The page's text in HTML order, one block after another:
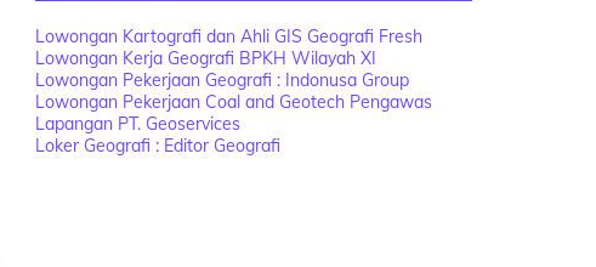
Lowongan Kartografi dan Ahli GIS Geografi Fresh
Lowongan Kerja Geografi BPKH Wilayah XI
Lowongan Pekerjaan Geografi : Indonusa Group
Lowongan Pekerjaan Coal and Geotech Pengawas
Lapangan PT. Geoservices
Loker Geografi : Editor Geografi